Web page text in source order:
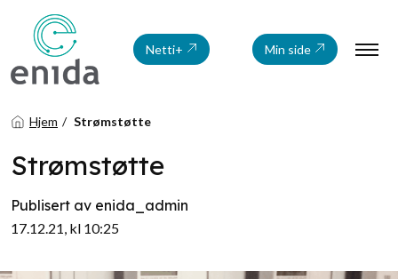
Netti+ Min side
Hjem Strømstøtte
Strømstøtte
Publisert av enida_admin
17.12.21, kl 10:25